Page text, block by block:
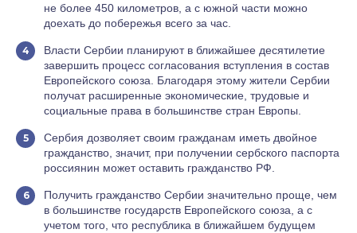
не более 450 километров, а с южной части можно
доехать до побережья всего за час.
Власти Сербии планируют в ближайшее десятилетие
завершить процесс согласования вступления в состав
Европейского союза. Благодаря этому жители Сербии
получат расширенные экономические, трудовые и
социальные права в большинстве стран Европы.
Сербия дозволяет своим гражданам иметь двойное
гражданство, значит, при получении сербского паспорта
россиянин может оставить гражданство РФ.
Получить гражданство Сербии значительно проще, чем
в большинстве государств Европейского союза, а с
учетом того, что республика в ближайшем будущем